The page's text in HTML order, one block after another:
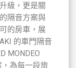
級，更是關
隔音方案與
的房車，展
的車門隔音
MONDEO
為每一段旅